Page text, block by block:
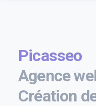
Picasseo
Agence
Création